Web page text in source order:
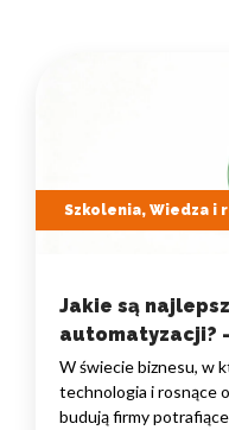
Szkolenia, Wiedza i
Jakie są
automatyzacji?
W świecie biznesu, w
technologia i rosnące
budują firmy